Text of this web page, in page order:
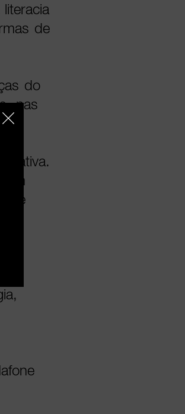
de
do
nas
em
e